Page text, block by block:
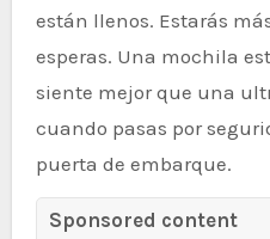
están llenos. Estarás
esperas. Una mochila
siente mejor que una
cuando pasas por
puerta de embarque.
Sponsored content